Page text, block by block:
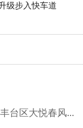
级步入快车道
台区大悦春风...